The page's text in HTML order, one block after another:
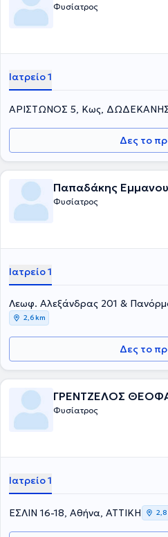
Φυσίατρος
Ιατρείο 1
ΑΡΙΣΤΩΝΟΣ 5, Κως,
Δες το
Παπαδάκης
Φυσίατρος
Ιατρείο 1
Λεωφ. Αλεξάνδρας 201 &
2,6 km
Δες το
ΓΡΕΝΤΖΕΛΟΣ
Φυσίατρος
Ιατρείο 1
ΕΣΛΙΝ 16-18, Αθήνα, ΑΤΤΙΚΗ 2,8